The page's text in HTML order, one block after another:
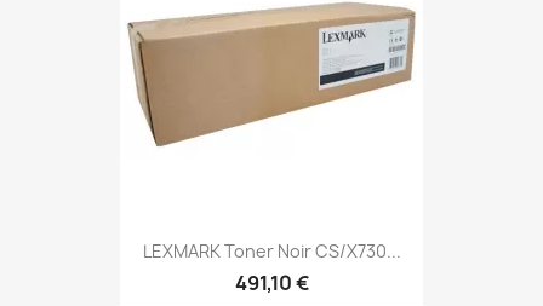
LEXMARK Toner Noir CS/X730...
491,10 €